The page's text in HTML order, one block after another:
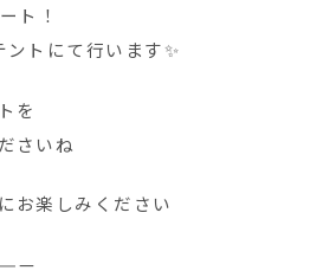
ト！
トにて行います✨
を
さいね
お楽しみください